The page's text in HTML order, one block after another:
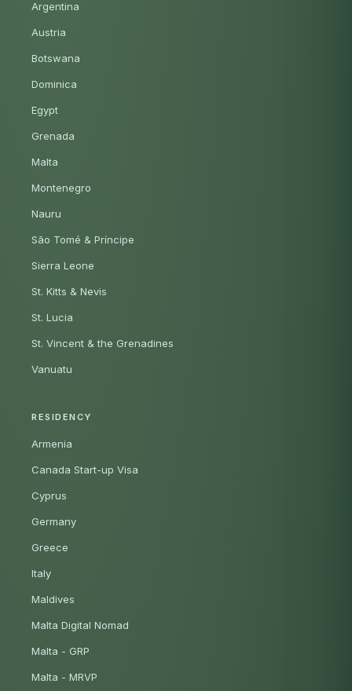
Argentina
Austria
Botswana
Dominica
Egypt
Grenada
Malta
Montenegro
Nauru
São Tomé & Príncipe
Sierra Leone
St. Kitts & Nevis
St. Lucia
St. Vincent & the Grenadines
Vanuatu
RESIDENCY
Armenia
Canada Start-up Visa
Cyprus
Germany
Greece
Italy
Maldives
Malta Digital Nomad
Malta - GRP
Malta - MRVP